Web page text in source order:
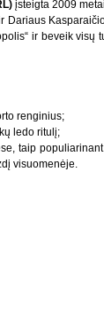
įsteigta 2009
Dariaus
ir beveik
renginius;
ledo ritulį;
taip
visuomenėje.